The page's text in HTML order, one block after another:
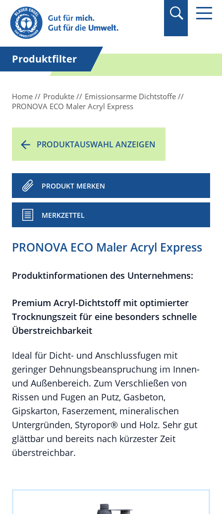
Suchbegriff in
Anführungszeichen
setzen.
Produktfilter
Home Produkte
Emissionsarme Dichtstoffe
PRONOVA ECO Maler Acryl Express
PRODUKTAUSWAHL ANZEIGEN
PRODUKT MERKEN
MERKZETTEL
PRONOVA ECO Maler Acryl Express
Produktinformationen des Unternehmens:
Premium Acryl-Dichtstoff mit optimierter
Trocknungszeit für eine besonders schnelle
Überstreichbarkeit
Ideal für Dicht- und Anschlussfugen mit
geringer Dehnungsbeanspruchung im Innen-
und Außenbereich. Zum Verschließen von
Rissen und Fugen an Putz, Gasbeton,
Gipskarton, Faserzement, mineralischen
Untergründen, Styropor® und Holz. Sehr gut
glättbar und bereits nach kürzester Zeit
überstreichbar.